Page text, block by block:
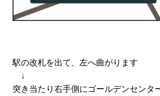
駅の改札を出て、左へ曲がります
↓
突き当たり右手側にゴールデンセンタ